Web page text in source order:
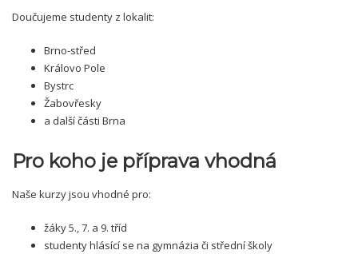
Doučujeme studenty z lokalit:
Brno-střed
Královo Pole
Bystrc
Žabovřesky
a další části Brna
Pro koho je příprava vhodná
Naše kurzy jsou vhodné pro:
žáky 5., 7. a 9. tříd
studenty hlásící se na gymnázia či střední školy